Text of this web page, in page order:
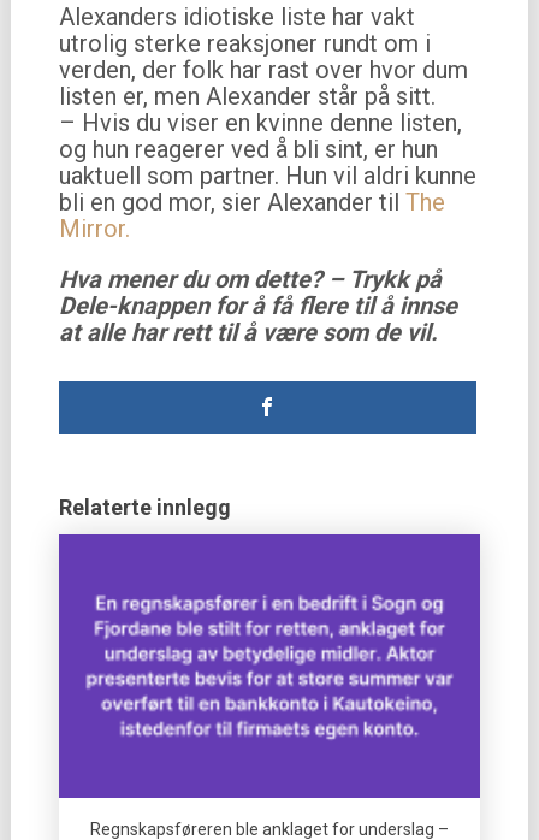
Alexanders idiotiske liste har vakt
utrolig sterke reaksjoner rundt om i
verden, der folk har rast over hvor dum
listen er, men Alexander står på sitt.
– Hvis du viser en kvinne denne listen,
og hun reagerer ved å bli sint, er hun
uaktuell som partner. Hun vil aldri kunne
bli en god mor, sier Alexander til The
Mirror.
Hva mener du om dette? – Trykk på
Dele-knappen for å få flere til å innse
at alle har rett til å være som de vil.
Relaterte innlegg
Regnskapsføreren ble anklaget for underslag –